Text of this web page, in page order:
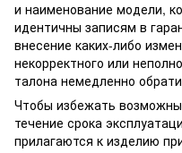
и наименование модели,
идентичны записям в
внесение каких-либо
некорректного или
талона немедленно
Чтобы избежать
течение срока
прилагаются к изделию